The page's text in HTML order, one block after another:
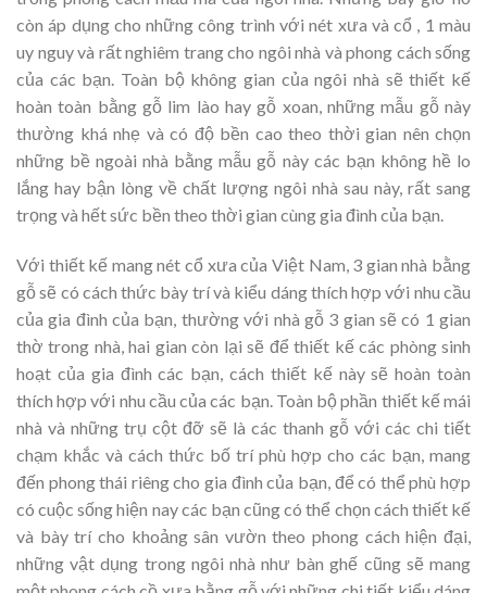
còn áp dụng cho những công trình với nét xưa và cổ , 1 màu
uy nguy và rất nghiêm trang cho ngôi nhà và phong cách sống
của các bạn. Toàn bộ không gian của ngôi nhà sẽ thiết kế
hoàn toàn bằng gỗ lim lào hay gỗ xoan, những mẫu gỗ này
thường khá nhẹ và có độ bền cao theo thời gian nên chọn
những bề ngoài nhà bằng mẫu gỗ này các bạn không hề lo
lắng hay bận lòng về chất lượng ngôi nhà sau này, rất sang
trọng và hết sức bền theo thời gian cùng gia đình của bạn.
Với thiết kế mang nét cổ xưa của Việt Nam, 3 gian nhà bằng
gỗ sẽ có cách thức bày trí và kiểu dáng thích hợp với nhu cầu
của gia đình của bạn, thường với nhà gỗ 3 gian sẽ có 1 gian
thờ trong nhà, hai gian còn lại sẽ để thiết kế các phòng sinh
hoạt của gia đình các bạn, cách thiết kế này sẽ hoàn toàn
thích hợp với nhu cầu của các bạn. Toàn bộ phần thiết kế mái
nhà và những trụ cột đỡ sẽ là các thanh gỗ với các chi tiết
chạm khắc và cách thức bố trí phù hợp cho các bạn, mang
đến phong thái riêng cho gia đình của bạn, để có thể phù hợp
có cuộc sống hiện nay các bạn cũng có thể chọn cách thiết kế
và bày trí cho khoảng sân vườn theo phong cách hiện đại,
những vật dụng trong ngôi nhà như bàn ghế cũng sẽ mang